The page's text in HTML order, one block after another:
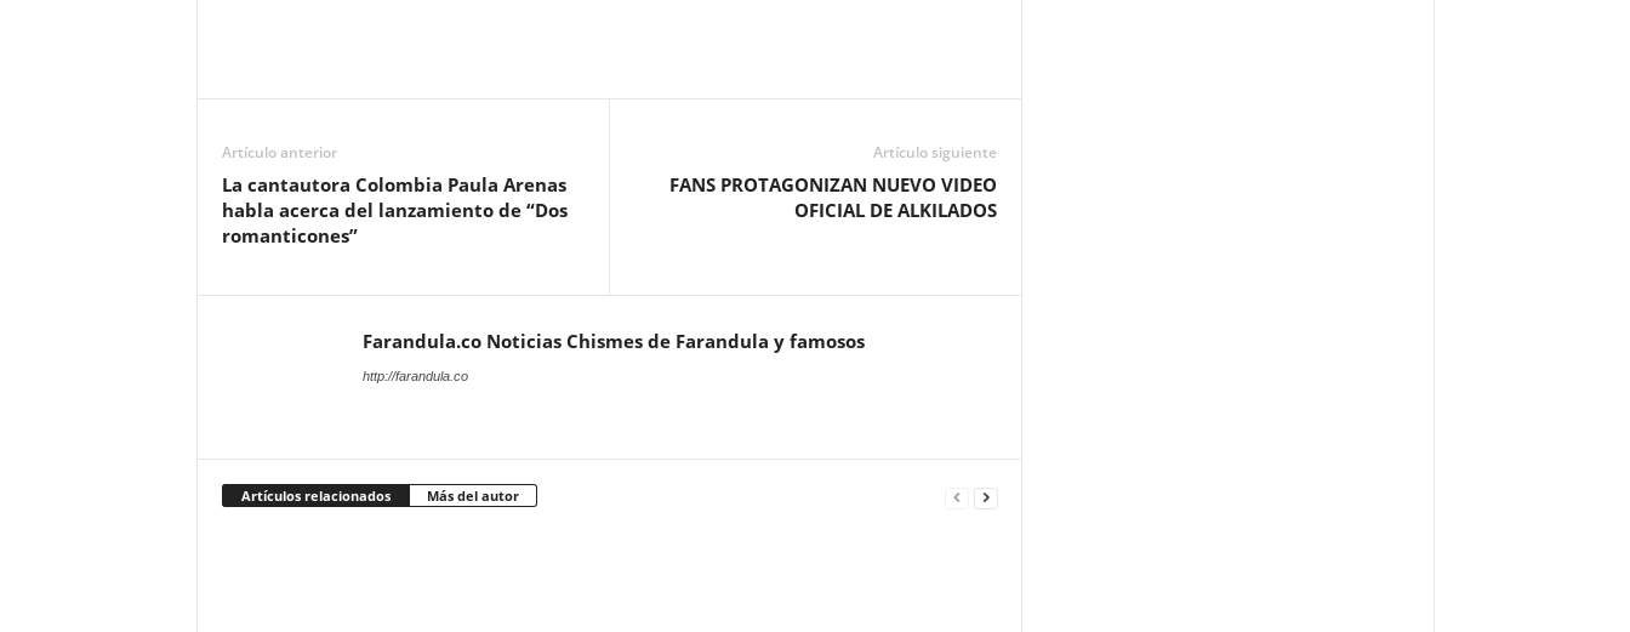
Artículo anterior
La cantautora Colombia Paula Arenas
habla acerca del lanzamiento de “Dos
romanticones”
Artículo siguiente
FANS PROTAGONIZAN NUEVO VIDEO
OFICIAL DE ALKILADOS
Farandula.co Noticias Chismes de Farandula y famosos
http://farandula.co
Artículos relacionados Más del autor